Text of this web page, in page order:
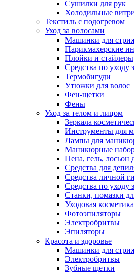
Сушилки для рук
Холодильные
Текстиль с подогревом
Уход за волосами
Машинки для
Парикмахерские
Плойки и стайлеры
Средства по уходу
Термобигуди
Утюжки для волос
Фен-щетки
Фены
Уход за телом и лицом
Зеркала
Инструменты для
Лампы для
Маникюрные
Пена, гель, лосьон
Средства для
Средства личной
Средства по уходу
Станки, помазки
Уходовая
Фотоэпиляторы
Электробритвы
Эпиляторы
Красота и здоровье
Машинки для
Электробритвы
Зубные щетки